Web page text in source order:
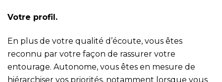
Votre profil.
En plus de votre qualité d’écoute, vous êtes
reconnu par votre façon de rassurer votre
entourage. Autonome, vous êtes en mesure de
hiérarchiser vos priorités, notamment lorsque vous